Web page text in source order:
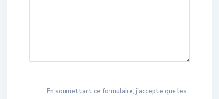
En soumettant ce formulaire, j'accepte que les